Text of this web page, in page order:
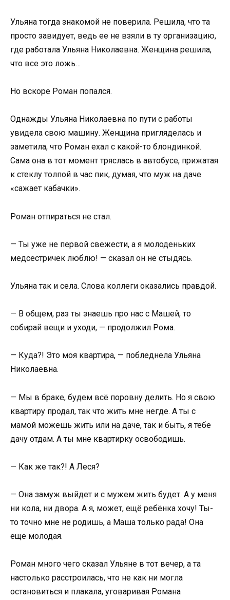
Ульяна тогда знакомой не поверила. Решила, что та
просто завидует, ведь ее не взяли в ту организацию,
где работала Ульяна Николаевна. Женщина решила,
что все это ложь…
Но вскоре Роман попался.
Однажды Ульяна Николаевна по пути с работы
увидела свою машину. Женщина пригляделась и
заметила, что Роман ехал с какой-то блондинкой.
Сама она в тот момент тряслась в автобусе, прижатая
к стеклу толпой в час пик, думая, что муж на даче
«сажает кабачки».
Роман отпираться не стал.
— Ты уже не первой свежести, а я молоденьких
медсестричек люблю! — сказал он не стыдясь.
Ульяна так и села. Слова коллеги оказались правдой.
— В общем, раз ты знаешь про нас с Машей, то
собирай вещи и уходи, — продолжил Рома.
— Куда?! Это моя квартира, — побледнела Ульяна
Николаевна.
— Мы в браке, будем всё поровну делить. Но я свою
квартиру продал, так что жить мне негде. А ты с
мамой можешь жить или на даче, так и быть, я тебе
дачу отдам. А ты мне квартирку освободишь.
— Как же так?! А Леся?
— Она замуж выйдет и с мужем жить будет. А у меня
ни кола, ни двора. А я, может, ещё ребёнка хочу! Ты-
то точно мне не родишь, а Маша только рада! Она
еще молодая.
Роман много чего сказал Ульяне в тот вечер, а та
настолько расстроилась, что не как ни могла
остановиться и плакала, уговаривая Романа